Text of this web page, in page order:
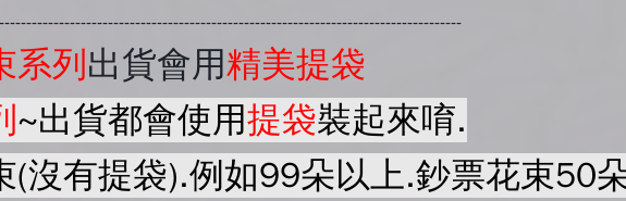
系列出貨會用精美提袋
~出貨都會使用提袋裝起來唷.
(沒有提袋).例如99朵以上.鈔票花束50